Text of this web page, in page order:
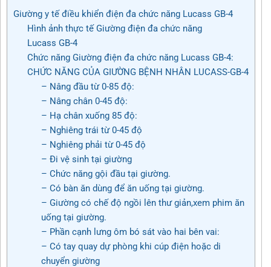
Giường y tế điều khiển điện đa chức năng Lucass GB-4
Hình ảnh thực tế Giường điện đa chức năng
Lucass GB-4
Chức năng Giường điện đa chức năng Lucass GB-4:
CHỨC NĂNG CỦA GIƯỜNG BỆNH NHÂN LUCASS-GB-4
– Nâng đầu từ 0-85 độ:
– Nâng chân 0-45 độ:
– Hạ chân xuống 85 độ:
– Nghiêng trái từ 0-45 độ
– Nghiêng phải từ 0-45 độ
– Đi vệ sinh tại giường
– Chức năng gội đầu tại giường.
– Có bàn ăn dùng để ăn uống tại giường.
– Giường có chế độ ngồi lên thư giản,xem phim ăn
uống tại giường.
– Phần cạnh lưng ôm bó sát vào hai bên vai:
– Có tay quay dự phòng khi cúp điện hoặc di
chuyển giường